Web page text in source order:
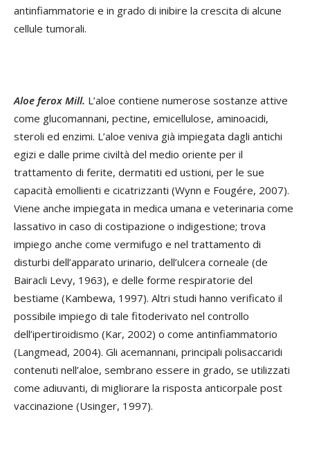
antinfiammatorie e in grado di inibire la crescita di alcune
cellule tumorali.
Aloe ferox Mill. L’aloe contiene numerose sostanze attive
come glucomannani, pectine, emicellulose, aminoacidi,
steroli ed enzimi. L’aloe veniva già impiegata dagli antichi
egizi e dalle prime civiltà del medio oriente per il
trattamento di ferite, dermatiti ed ustioni, per le sue
capacità emollienti e cicatrizzanti (Wynn e Fougére, 2007).
Viene anche impiegata in medica umana e veterinaria come
lassativo in caso di costipazione o indigestione; trova
impiego anche come vermifugo e nel trattamento di
disturbi dell’apparato urinario, dell’ulcera corneale (de
Bairacli Levy, 1963), e delle forme respiratorie del
bestiame (Kambewa, 1997). Altri studi hanno verificato il
possibile impiego di tale fitoderivato nel controllo
dell’ipertiroidismo (Kar, 2002) o come antinfiammatorio
(Langmead, 2004). Gli acemannani, principali polisaccaridi
contenuti nell’aloe, sembrano essere in grado, se utilizzati
come adiuvanti, di migliorare la risposta anticorpale post
vaccinazione (Usinger, 1997).